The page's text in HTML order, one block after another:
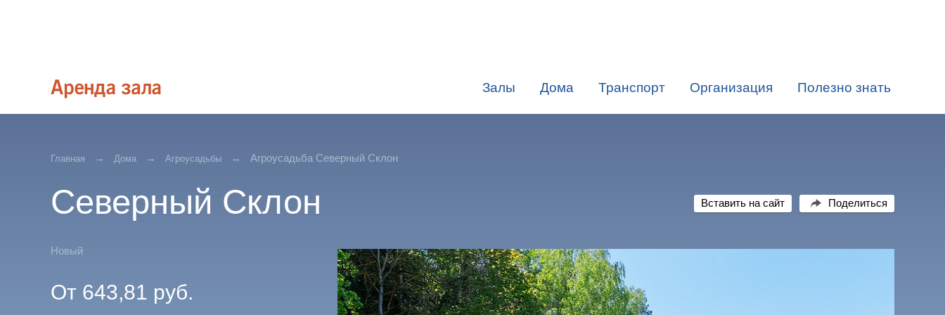
Залы Дома Транспорт Организация Полезно знать
Главная Дома Агроусадьбы Агроусадьба Северный Склон
Вставить на сайт Поделиться
Северный Склон
Новый
От 643,81 руб.